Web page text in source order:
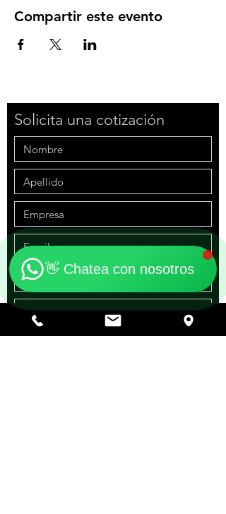
Compartir este evento
Solicita una cotización
👋 Chatea con nosotros
🗓️ Horario: Lun-Vie 9:00 - 16:00
"Contáctanos"
Online